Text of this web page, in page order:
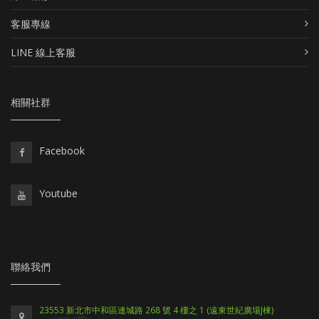
客服專線
LINE 線上客服
相關社群
Facebook
Youtube
聯絡我們
23553 新北市中和區連城路 268 號 4 樓之 1 (遠東世紀廣場J棟)